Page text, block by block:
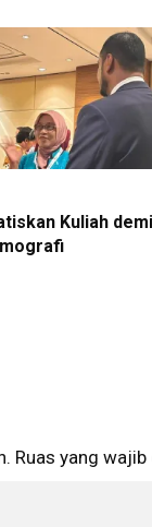
Kuliah demi
Ruas yang